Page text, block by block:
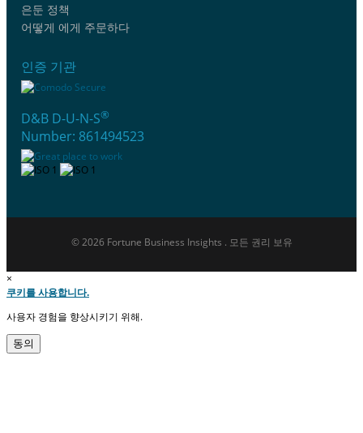
은둔 정책
어떻게 에게 주문하다
인증 기관
D&B D-U-N-S®
Number: 861494523
© 2026 Fortune Business Insights . 모든 권리 보유
×
쿠키를 사용합니다.
사용자 경험을 향상시키기 위해.
동의